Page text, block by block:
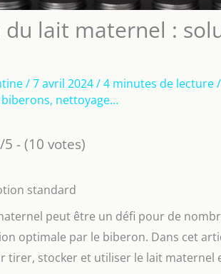
lait maternel :
/7 avril 2024/4 minutes de lecture/
nettoyage…
5 - (10 votes)
peut être un défi pour de
optimale par le biberon. Dans cet
tirer, stocker et utiliser le lait maternel